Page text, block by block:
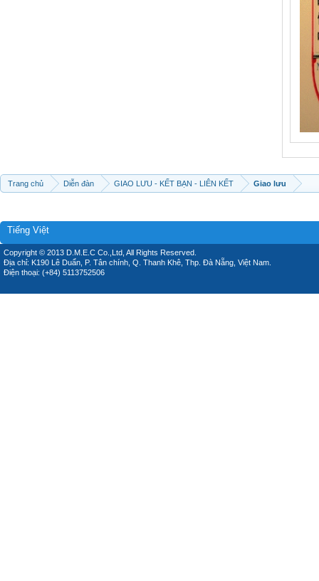
Trang chủ Diễn đàn GIAO LƯU - KẾT BẠN - LIÊN KẾT Giao lưu
Tiếng Việt
Copyright © 2013 D.M.E.C Co.,Ltd, All Rights Reserved.
Địa chỉ: K190 Lê Duẩn, P. Tân chính, Q. Thanh Khê, Thp. Đà Nẵng, Việt Nam.
Điện thoại: (+84) 5113752506